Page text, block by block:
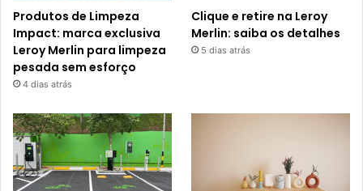
Produtos de Limpeza
Impact: marca exclusiva
Leroy Merlin para limpeza
pesada sem esforço
4 dias atrás
Clique e retire na Leroy
Merlin: saiba os detalhes
5 dias atrás